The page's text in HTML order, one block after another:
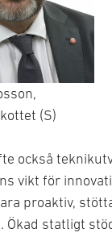
(S)
också
vikt för
proaktiv,
Ökad statligt